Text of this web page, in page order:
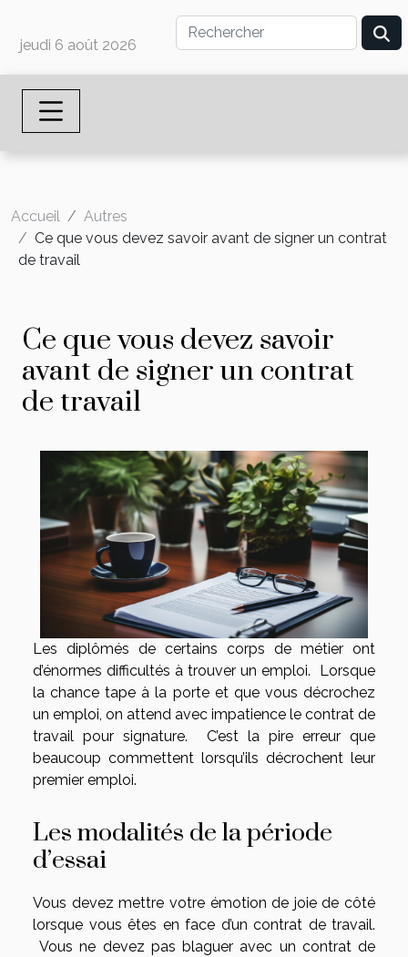
jeudi 6 août 2026
Accueil
Autres
Ce que vous devez savoir avant de signer un contrat
de travail
Ce que vous devez savoir
avant de signer un contrat
de travail
Les diplômés de certains corps de métier ont
d’énormes difficultés à trouver un emploi. Lorsque
la chance tape à la porte et que vous décrochez
un emploi, on attend avec impatience le contrat de
travail pour signature. C’est la pire erreur que
beaucoup commettent lorsqu’ils décrochent leur
premier emploi.
Les modalités de la période
d’essai
Vous devez mettre votre émotion de joie de côté
lorsque vous êtes en face d’un contrat de travail.
Vous ne devez pas blaguer avec un contrat de